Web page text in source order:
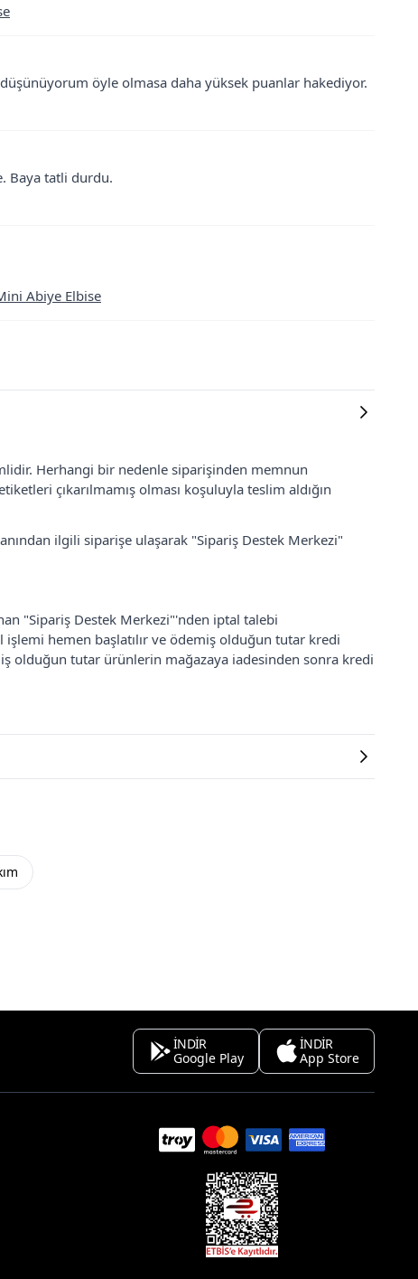
öyle olmasa daha yüksek puanlar hakediyor.
Baya tatli durdu.
Abiye Elbise
Herhangi bir nedenle siparişinden memnun
çıkarılmamış olması koşuluyla teslim aldığın
ilgili siparişe ulaşarak "Sipariş Destek Merkezi"
"Sipariş Destek Merkezi"'nden iptal talebi
hemen başlatılır ve ödemiş olduğun tutar kredi
olduğun tutar ürünlerin mağazaya iadesinden sonra kredi
İNDİR
Google Play
İNDİR
App Store